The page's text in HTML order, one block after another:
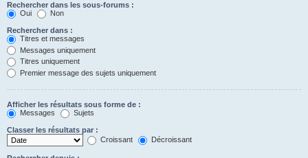
Rechercher dans les sous-forums :
Oui
Non
Rechercher dans :
Titres et messages
Messages uniquement
Titres uniquement
Premier message des sujets uniquement
Afficher les résultats sous forme de :
Messages
Sujets
Classer les résultats par :
Croissant
Décroissant